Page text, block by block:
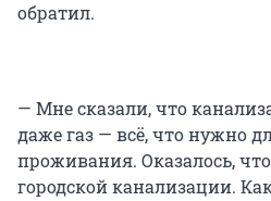
обратил.
— Мне сказали, что
даже газ — всё, что нужно
проживания. Оказалось,
городской канализации.